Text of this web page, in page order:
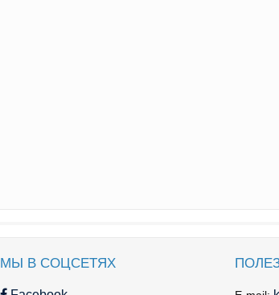
МЫ В СОЦСЕТЯХ